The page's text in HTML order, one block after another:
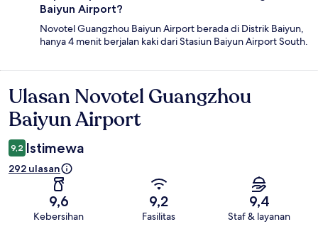
Baiyun Airport?
Novotel Guangzhou Baiyun Airport berada di Distrik Baiyun,
hanya 4 menit berjalan kaki dari Stasiun Baiyun Airport South.
Ulasan
Ulasan Novotel Guangzhou
Baiyun Airport
9,2 Istimewa
292 ulasan
9,6
Kebersihan
9,2
Fasilitas
9,4
Staf & layanan